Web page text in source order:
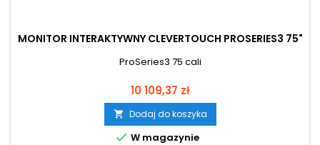
MONITOR INTERAKTYWNY CLEVERTOUCH PROSERIES3 75"
ProSeries3 75 cali
Cena
10 109,37 zł
 Dodaj do koszyka
 W magazynie